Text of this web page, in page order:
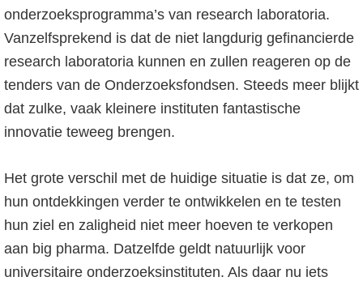
onderzoeksprogramma’s van research laboratoria.
Vanzelfsprekend is dat de niet langdurig gefinancierde
research laboratoria kunnen en zullen reageren op de
tenders van de Onderzoeksfondsen. Steeds meer blijkt
dat zulke, vaak kleinere instituten fantastische
innovatie teweeg brengen.
Het grote verschil met de huidige situatie is dat ze, om
hun ontdekkingen verder te ontwikkelen en te testen
hun ziel en zaligheid niet meer hoeven te verkopen
aan big pharma. Datzelfde geldt natuurlijk voor
universitaire onderzoeksinstituten. Als daar nu iets